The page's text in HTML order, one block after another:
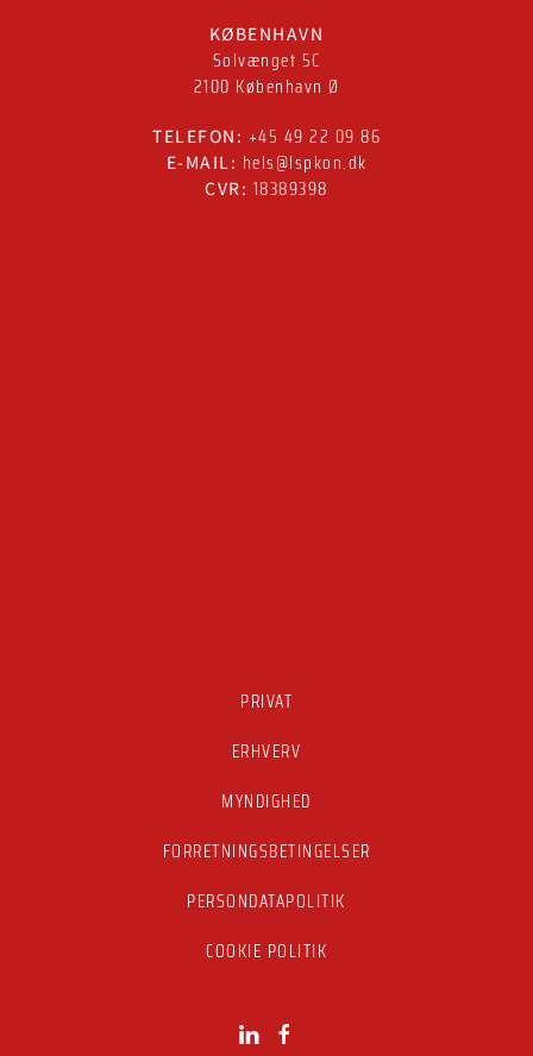
KØBENHAVN
Solvænget 5C
2100 København Ø
TELEFON: +45 49 22 09 86
E-MAIL: hels@lspkon.dk
CVR: 18389398
PRIVAT
ERHVERV
MYNDIGHED
FORRETNINGSBETINGELSER
PERSONDATAPOLITIK
COOKIE POLITIK